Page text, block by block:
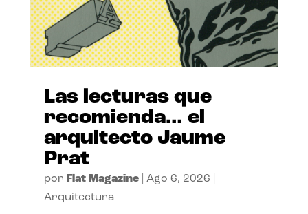
Las lecturas que
recomienda… el
arquitecto Jaume
Prat
por Flat Magazine| Ago 6, 2026
Arquitectura